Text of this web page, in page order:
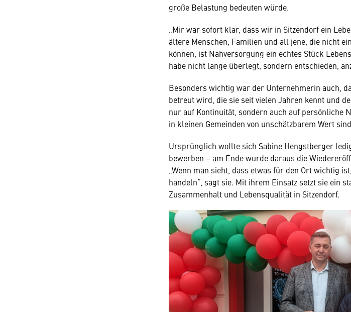
große Belastung bedeuten würde.
„Mir war sofort klar, dass wir in Sitzendorf ein
ältere Menschen, Familien und all jene, die nicht
können, ist Nahversorgung ein echtes Stück
habe nicht lange überlegt, sondern entschieden,
Besonders wichtig war der Unternehmerin auch,
betreut wird, die sie seit vielen Jahren kennt und
nur auf Kontinuität, sondern auch auf persönliche
in kleinen Gemeinden von unschätzbarem Wert
Ursprünglich wollte sich Sabine Hengstberger
bewerben – am Ende wurde daraus die
„Wenn man sieht, dass etwas für den Ort wichtig
handeln“, sagt sie. Mit ihrem Einsatz setzt sie ein
Zusammenhalt und Lebensqualität in Sitzendorf.